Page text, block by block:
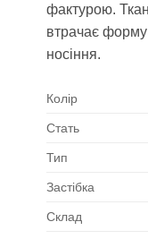
фактурою.
втрачає форму
носіння.
Колір
Стать
Тип
Застібка
Склад